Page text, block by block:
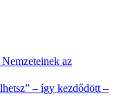
az
– így kezdődött –